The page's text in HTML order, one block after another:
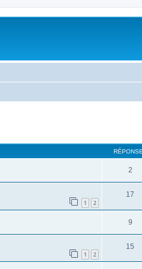
2
1 2
17
9
1 2
15